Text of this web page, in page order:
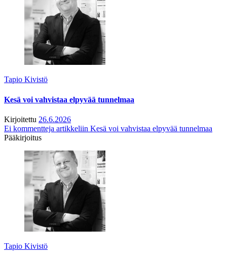
Tapio Kivistö
Kesä voi vahvistaa elpyvää tunnelmaa
Kirjoitettu 26.6.2026
Ei kommentteja artikkeliin Kesä voi vahvistaa elpyvää tunnelmaa
Pääkirjoitus
Tapio Kivistö